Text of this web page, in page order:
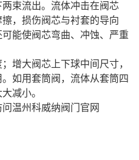
束流出。流体冲击在阀芯
，损伤阀芯与衬套的导向
能使阀芯弯曲、冲蚀、严重
增大阀芯上下球中间尺寸，
如用套筒阀，流体从套筒四
减小。
温州科威纳阀门官网